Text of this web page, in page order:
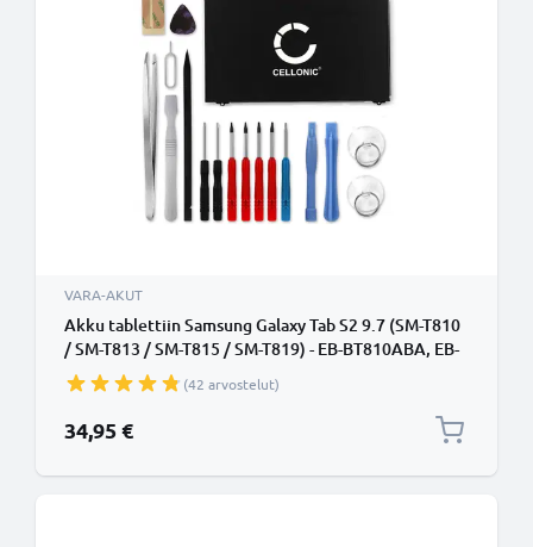
VARA-AKUT
Akku tablettiin Samsung Galaxy Tab S2 9.7 (SM-T810
/ SM-T813 / SM-T815 / SM-T819) - EB-BT810ABA, EB-
BT810ABE, vaihtoakku 5800mAh + Työkalusarja 17
osaa
(42 arvostelut)
34,95 €